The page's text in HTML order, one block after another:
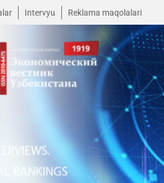
Intervyu Reklama maqolalari